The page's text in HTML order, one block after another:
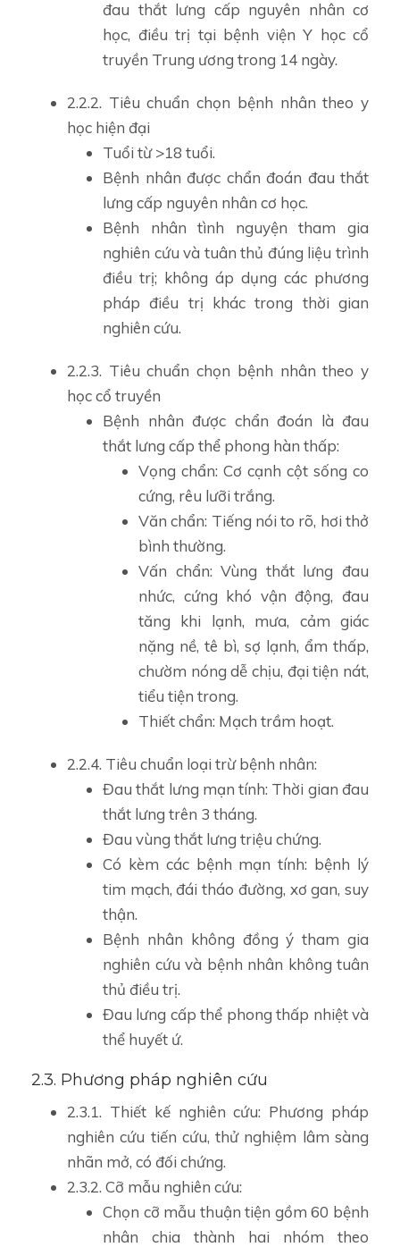
đau thắt lưng cấp nguyên nhân cơ
học, điều trị tại bệnh viện Y học cổ
truyền Trung ương trong 14 ngày.
2.2.2. Tiêu chuẩn chọn bệnh nhân theo y
học hiện đại
Tuổi từ >18 tuổi.
Bệnh nhân được chẩn đoán đau thắt
lưng cấp nguyên nhân cơ học.
Bệnh nhân tình nguyện tham gia
nghiên cứu và tuân thủ đúng liệu trình
điều trị; không áp dụng các phương
pháp điều trị khác trong thời gian
nghiên cứu.
2.2.3. Tiêu chuẩn chọn bệnh nhân theo y
học cổ truyền
Bệnh nhân được chẩn đoán là đau
thắt lưng cấp thể phong hàn thấp:
Vọng chẩn: Cơ cạnh cột sống co
cứng, rêu lưỡi trắng.
Văn chẩn: Tiếng nói to rõ, hơi thở
bình thường.
Vấn chẩn: Vùng thắt lưng đau
nhức, cứng khó vận động, đau
tăng khi lạnh, mưa, cảm giác
nặng nề, tê bì, sợ lạnh, ẩm thấp,
chườm nóng dễ chịu, đại tiện nát,
tiểu tiện trong.
Thiết chẩn: Mạch trầm hoạt.
2.2.4. Tiêu chuẩn loại trừ bệnh nhân:
Đau thắt lưng mạn tính: Thời gian đau
thắt lưng trên 3 tháng.
Đau vùng thắt lưng triệu chứng.
Có kèm các bệnh mạn tính: bệnh lý
tim mạch, đái tháo đường, xơ gan, suy
thận.
Bệnh nhân không đồng ý tham gia
nghiên cứu và bệnh nhân không tuân
thủ điều trị.
Đau lưng cấp thể phong thấp nhiệt và
thể huyết ứ.
2.3. Phương pháp nghiên cứu
2.3.1. Thiết kế nghiên cứu: Phương pháp
nghiên cứu tiến cứu, thử nghiệm lâm sàng
nhãn mở, có đối chứng.
2.3.2. Cỡ mẫu nghiên cứu:
Chọn cỡ mẫu thuận tiện gồm 60 bệnh
nhân chia thành hai nhóm theo